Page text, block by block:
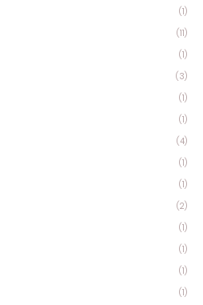
(1)
(11)
(1)
(3)
(1)
(1)
(4)
(1)
(1)
(2)
(1)
(1)
(1)
(1)